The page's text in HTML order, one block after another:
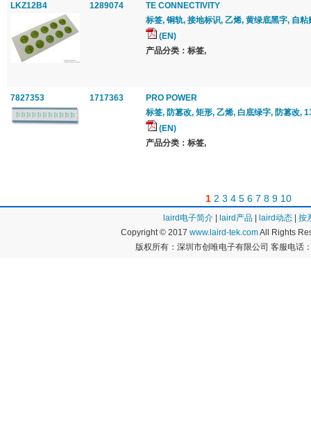
LKZ12B4 1289074
TE CONNECTIVITY
标签, 铜轨, 接地标识, 乙烯, 黄绿底黑字, 自
(EN)
产品分类：标签,
7827353 1717363
PRO POWER
标签, 防篡改, 矩形, 乙烯, 白底绿字, 防篡改,
(EN)
产品分类：标签,
1 2 3 4 5 6 7 8 9 10
laird电子简介 laird产品 laird动态
按
Copyright © 2017 www.laird-tek.comAll Rights
版权所有：深圳市创唯电子有限公司 客服电话